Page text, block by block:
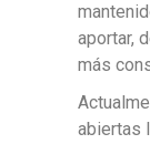
aportar,
más
abiertas